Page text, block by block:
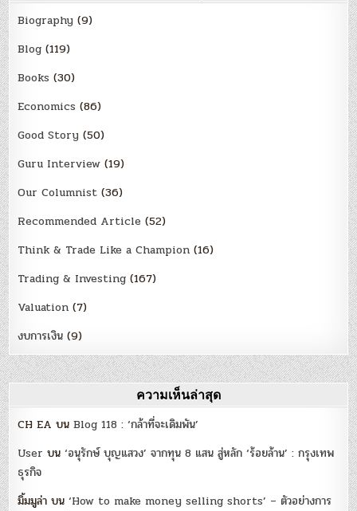
Biography (9)
Blog (119)
Books (30)
Economics (86)
Good Story (50)
Guru Interview (19)
Our Columnist (36)
Recommended Article (52)
Think & Trade Like a Champion (16)
Trading & Investing (167)
Valuation (7)
งบการเงิน (9)
ความเห็นล่าสุด
CH EA บนBlog 118 : ‘กล้าที่จะเดิมพัน’
User บน‘อนุรักษ์ บุญแสวง’ จากทุน 8 แสน สู่หลัก ‘ร้อยล้าน’ : กรุงเทพ
ธุรกิจ
มิ้มมูล่า บน‘How to make money selling shorts’ – ตัวอย่างการ